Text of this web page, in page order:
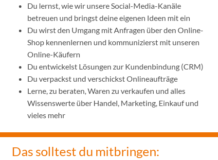
Du lernst, wie wir unsere Social-Media-Kanäle
betreuen und bringst deine eigenen Ideen mit ein
Du wirst den Umgang mit Anfragen über den Online-
Shop kennenlernen und kommunizierst mit unseren
Online-Käufern
Du entwickelst Lösungen zur Kundenbindung (CRM)
Du verpackst und verschickst Onlineaufträge
Lerne, zu beraten, Waren zu verkaufen und alles
Wissenswerte über Handel, Marketing, Einkauf und
vieles mehr
Das solltest du mitbringen: